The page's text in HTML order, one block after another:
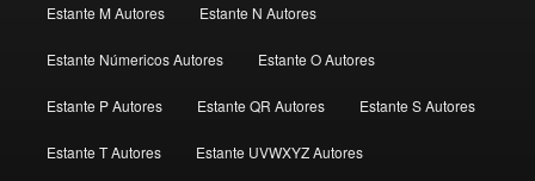
Estante M Autores Estante N Autores
Estante Númericos Autores Estante O Autores
Estante P Autores Estante QR Autores Estante S Autores
Estante T Autores Estante UVWXYZ Autores